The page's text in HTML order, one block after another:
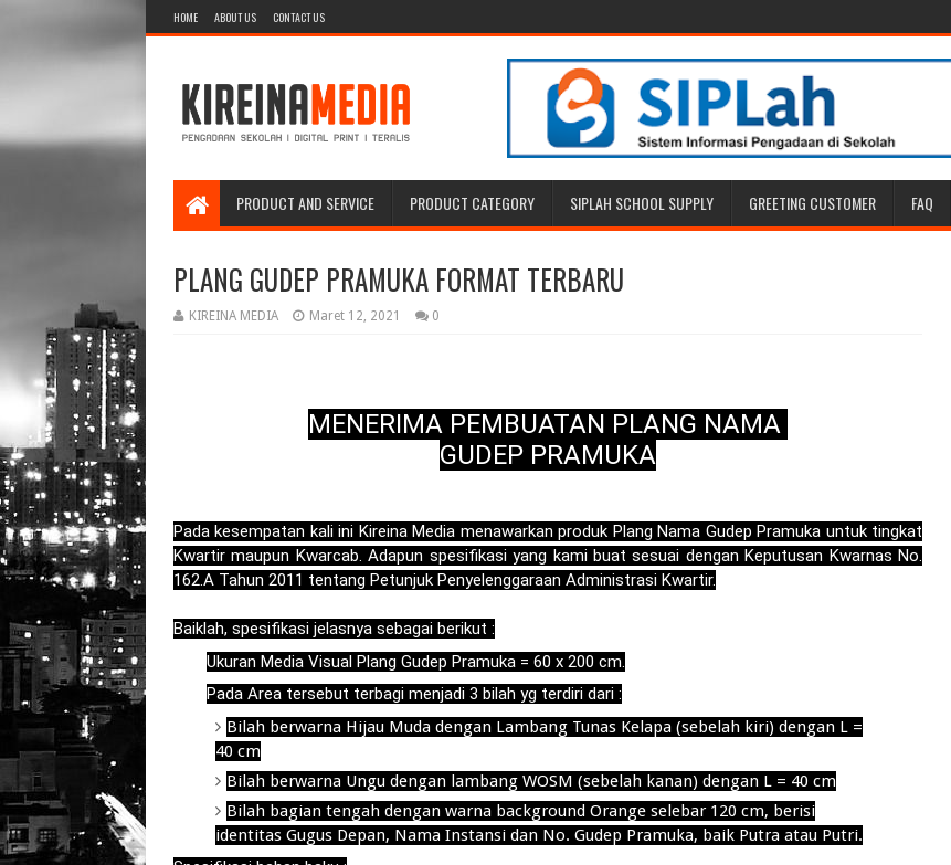
HOME ABOUT US CONTACT US
PRODUCT AND SERVICE PRODUCT CATEGORY SIPLAH SCHOOL SUPPLY GREETING CUSTOMER FAQ
PLANG GUDEP PRAMUKA FORMAT TERBARU
KIREINA MEDIA Maret 12, 2021 0
MENERIMA PEMBUATAN PLANG NAMA
GUDEP PRAMUKA
Pada kesempatan kali ini Kireina Media menawarkan produk Plang Nama Gudep Pramuka untuk tingkat
Kwartir maupun Kwarcab. Adapun spesifikasi yang kami buat sesuai dengan Keputusan Kwarnas No.
162.A Tahun 2011 tentang Petunjuk Penyelenggaraan Administrasi Kwartir.
Baiklah, spesifikasi jelasnya sebagai berikut :
Ukuran Media Visual Plang Gudep Pramuka = 60 x 200 cm.
Pada Area tersebut terbagi menjadi 3 bilah yg terdiri dari :
Bilah berwarna Hijau Muda dengan Lambang Tunas Kelapa (sebelah kiri) dengan L =
40 cm
Bilah berwarna Ungu dengan lambang WOSM (sebelah kanan) dengan L = 40 cm
Bilah bagian tengah dengan warna background Orange selebar 120 cm, berisi
identitas Gugus Depan, Nama Instansi dan No. Gudep Pramuka, baik Putra atau Putri.